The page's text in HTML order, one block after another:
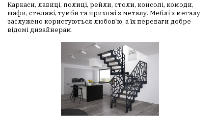
Каркаси, лавиці, полиці, рейли, столи, консолі, комоди,
шафи, стелажі, тумби та прихожі з металу. Меблі з металу
заслужено користуються любов'ю, а їх переваги добре
відомі дизайнерам.